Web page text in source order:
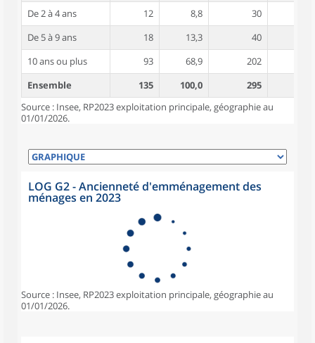
De 2 à 4 ans 12 8,8 30
De 5 à 9 ans
18 13,3 40
10 ans ou plus
93 68,9 202
Ensemble
135 100,0 295
Source : Insee, RP2023 exploitation principale, géographie au
01/01/2026.
LOG G2 - Ancienneté d'emménagement des
ménages en 2023
Source : Insee, RP2023 exploitation principale, géographie au
01/01/2026.